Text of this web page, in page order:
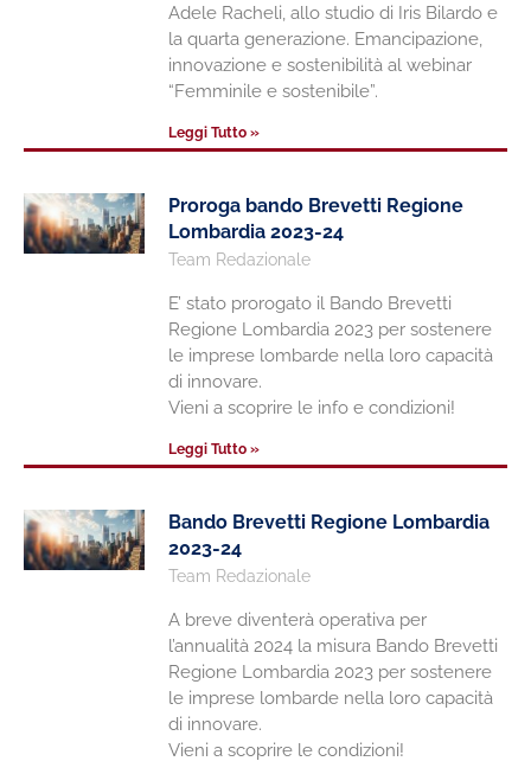
Adele Racheli, allo studio di Iris Bilardo e
la quarta generazione. Emancipazione,
innovazione e sostenibilità al webinar
“Femminile e sostenibile”.
Leggi Tutto »
Proroga bando Brevetti Regione
Lombardia 2023-24
Team Redazionale
E’ stato prorogato il Bando Brevetti
Regione Lombardia 2023 per sostenere
le imprese lombarde nella loro capacità
di innovare.
Vieni a scoprire le info e condizioni!
Leggi Tutto »
Bando Brevetti Regione Lombardia
2023-24
Team Redazionale
A breve diventerà operativa per
l’annualità 2024 la misura Bando Brevetti
Regione Lombardia 2023 per sostenere
le imprese lombarde nella loro capacità
di innovare.
Vieni a scoprire le condizioni!